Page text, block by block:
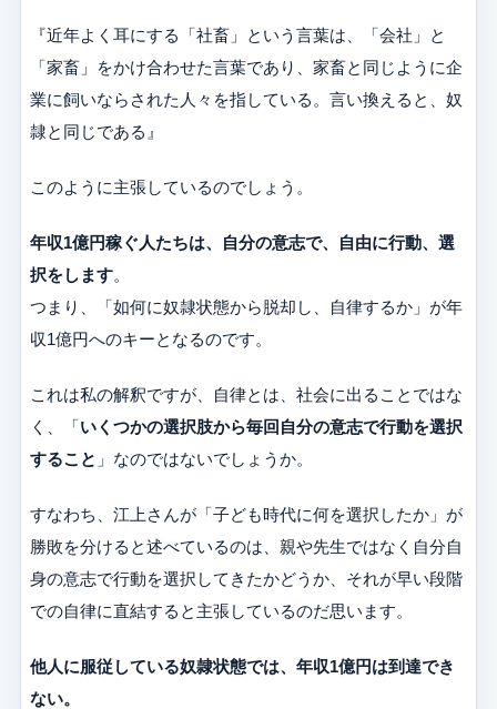
『近年よく耳にする「社畜」という言葉は、「会社」と
「家畜」をかけ合わせた言葉であり、家畜と同じように企
業に飼いならされた人々を指している。言い換えると、奴
隷と同じである』
このように主張しているのでしょう。
年収1億円稼ぐ人たちは、自分の意志で、自由に行動、選
択をします。
つまり、「如何に奴隷状態から脱却し、自律するか」が年
収1億円へのキーとなるのです。
これは私の解釈ですが、自律とは、社会に出ることではな
く、「いくつかの選択肢から毎回自分の意志で行動を選択
すること 」なのではないでしょうか。
すなわち、江上さんが「子ども時代に何を選択したか」が
勝敗を分けると述べているのは、親や先生ではなく自分自
身の意志で行動を選択してきたかどうか、それが早い段階
での自律に直結すると主張しているのだ思います。
他人に服従している奴隷状態では、年収1億円は到達でき
ない。